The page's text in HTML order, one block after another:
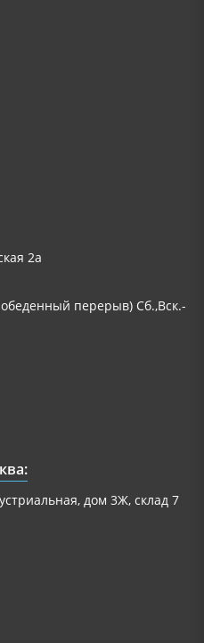
2а
перерыв) Сб.,Вск.-
дом 3Ж, склад 7